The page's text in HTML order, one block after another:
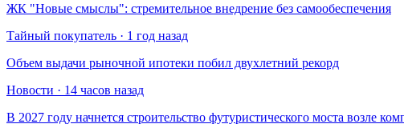
​ЖК "Новые смыслы": стремительное внедрение без самообеспечения
Тайный покупатель · 1 год назад
Объем выдачи рыночной ипотеки побил двухлетний рекорд
Новости · 14 часов назад
В 2027 году начнется строительство футуристического моста возле